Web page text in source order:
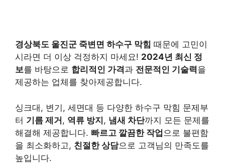
경상북도 울진군 죽변면 하수구 막힘 때문에 고민이
시라면 더 이상 걱정하지 마세요! 2024년 최신 정
보를 바탕으로 합리적인 가격과 전문적인 기술력을
제공하는 업체를 찾아제공합니다.
싱크대, 변기, 세면대 등 다양한 하수구 막힘 문제부
터 기름 제거, 역류 방지, 냄새 차단까지 모든 문제를
해결해 제공합니다. 빠르고 깔끔한 작업 으로 불편함
을 최소화하고, 친절한 상담으로 고객님의 만족도를
높입니다.